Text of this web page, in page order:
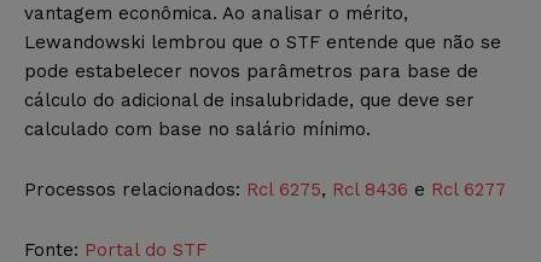
vantagem econômica. Ao analisar o mérito,
Lewandowski lembrou que o STF entende que não se
pode estabelecer novos parâmetros para base de
cálculo do adicional de insalubridade, que deve ser
calculado com base no salário mínimo.
Processos relacionados: Rcl 6275, Rcl 8436 e Rcl 6277
Fonte: Portal do STF